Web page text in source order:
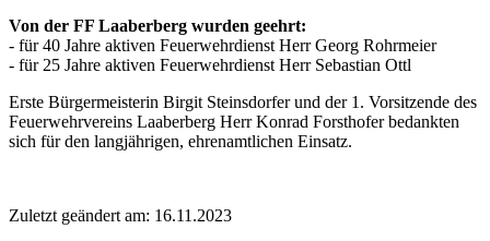
Von der FF Laaberberg wurden geehrt:
- für 40 Jahre aktiven Feuerwehrdienst Herr Georg Rohrmeier
- für 25 Jahre aktiven Feuerwehrdienst Herr Sebastian Ottl
Erste Bürgermeisterin Birgit Steinsdorfer und der 1. Vorsitzende des
Feuerwehrvereins Laaberberg Herr Konrad Forsthofer bedankten
sich für den langjährigen, ehrenamtlichen Einsatz.
Zuletzt geändert am: 16.11.2023